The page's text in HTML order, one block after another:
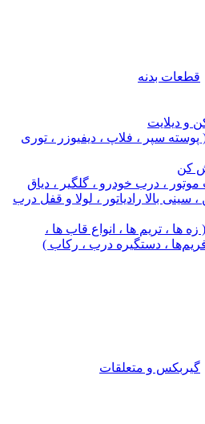
قطعات بدنه
و دیلایت
سپر ، فلاپ ، دیفیوزر ، توری
کن
، درب خودرو ، گلگیر ، دیاق
بالا رادیاتور ، لولا و قفل درب
زه ها ، تریم ها ، انواع قاب ها ،
، دستگیره درب ، رکاب )
گیربکس و متعلقات